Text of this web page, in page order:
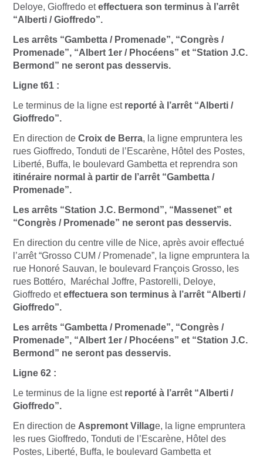
Deloye, Gioffredo eteffectuera son terminus à l’arrêt
“Alberti / Gioffredo”.
Les arrêts “Gambetta / Promenade”, “Congrès /
Promenade”, “Albert 1er / Phocéens” et “Station J.C.
Bermond” ne seront pas desservis.
Ligne t61 :
Le terminus de la ligne estreporté à l’arrêt “Alberti /
Gioffredo”.
En direction de Croix de Berra, la ligne empruntera les
rues Gioffredo, Tonduti de l’Escarène, Hôtel des Postes,
Liberté, Buffa, le boulevard Gambetta et reprendra son
itinéraire normal à partir de l’arrêt “Gambetta /
Promenade”.
Les arrêts “Station J.C. Bermond”, “Massenet” et
“Congrès / Promenade” ne seront pas desservis.
En direction du centre ville de Nice, après avoir effectué
l’arrêt “Grosso CUM / Promenade”, la ligne empruntera la
rue Honoré Sauvan, le boulevard François Grosso, les
rues Bottéro, Maréchal Joffre, Pastorelli, Deloye,
Gioffredo eteffectuera son terminus à l’arrêt “Alberti /
Gioffredo”.
Les arrêts “Gambetta / Promenade”, “Congrès /
Promenade”, “Albert 1er / Phocéens” et “Station J.C.
Bermond” ne seront pas desservis.
Ligne 62 :
Le terminus de la ligne estreporté à l’arrêt “Alberti /
Gioffredo”.
En direction de Aspremont Village, la ligne empruntera
les rues Gioffredo, Tonduti de l’Escarène, Hôtel des
Postes, Liberté, Buffa, le boulevard Gambetta et